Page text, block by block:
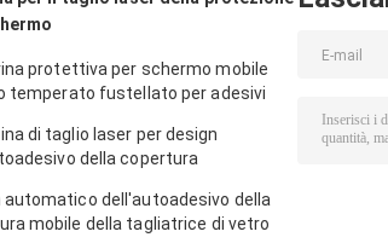
protettiva per schermo mobile
temperato fustellato per adesivi
di taglio laser per design
della copertura
9HD
automatico dell'autoadesivo della
mobile della tagliatrice di vetro